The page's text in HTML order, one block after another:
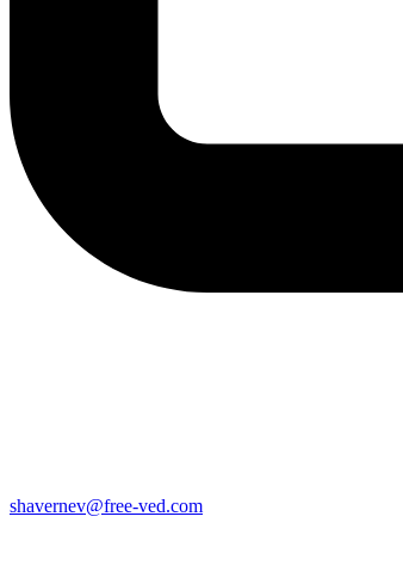
shavernev@free-ved.com